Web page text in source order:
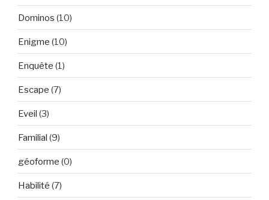
Dominos (10)
Enigme (10)
Enquête (1)
Escape (7)
Eveil (3)
Familial (9)
géoforme (0)
Habilité (7)